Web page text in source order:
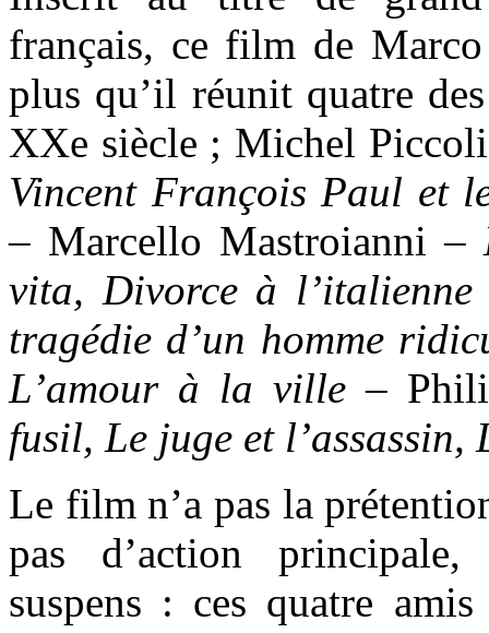
français, ce film de
plus qu’il réunit quatre
XXe siècle ; Michel
Vincent François Paul et
– Marcello Mastroianni –
vita, Divorce à
tragédie d’un homme
L’amour à la ville–
fusil, Le juge et l’assassin,
Le film n’a pas la
pas d’action
suspens : ces quatre